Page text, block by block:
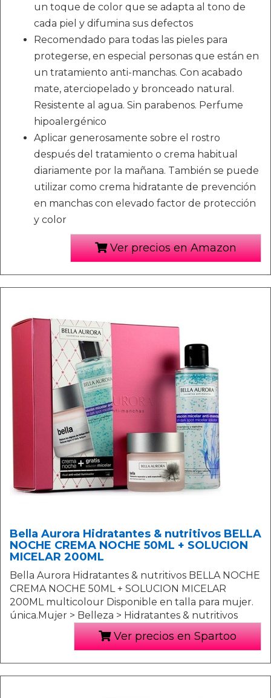
un toque de color que se adapta al tono de
cada piel y difumina sus defectos
Recomendado para todas las pieles para
protegerse, en especial personas que están en
un tratamiento anti-manchas. Con acabado
mate, aterciopelado y bronceado natural.
Resistente al agua. Sin parabenos. Perfume
hipoalergénico
Aplicar generosamente sobre el rostro
después del tratamiento o crema habitual
diariamente por la mañana. También se puede
utilizar como crema hidratante de prevención
en manchas con elevado factor de protección
y color
Ver precios en Amazon
Bella Aurora Hidratantes & nutritivos BELLA
NOCHE CREMA NOCHE 50ML + SOLUCION
MICELAR 200ML
Bella Aurora Hidratantes & nutritivos BELLA NOCHE
CREMA NOCHE 50ML + SOLUCION MICELAR
200ML multicolour Disponible en talla para mujer.
única.Mujer > Belleza > Hidratantes & nutritivos
Ver precios en Spartoo